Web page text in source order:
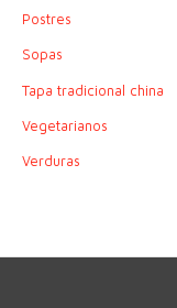
Postres
Sopas
Tapa tradicional china
Vegetarianos
Verduras